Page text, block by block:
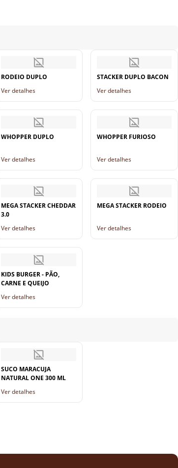
RODEIO DUPLO
Ver detalhes
STACKER DUPLO BACON
Ver detalhes
WHOPPER DUPLO
Ver detalhes
WHOPPER FURIOSO
Ver detalhes
MEGA STACKER CHEDDAR
3.0
Ver detalhes
MEGA STACKER RODEIO
Ver detalhes
KIDS BURGER - PÃO,
CARNE E QUEIJO
Ver detalhes
SUCO MARACUJA
NATURAL ONE 300 ML
Ver detalhes